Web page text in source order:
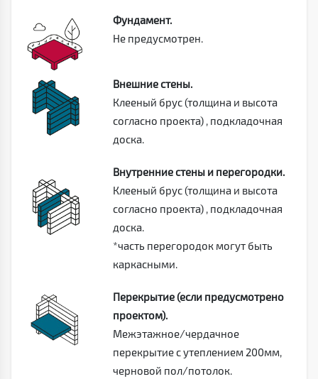
Фундамент.
Не предусмотрен.
Внешние стены.
Клееный брус (толщина и высота
согласно проекта) , подкладочная
доска.
Внутренние стены и перегородки.
Клееный брус (толщина и высота
согласно проекта) , подкладочная
доска.
*часть перегородок могут быть
каркасными.
Перекрытие (если предусмотрено
проектом).
Межэтажное/чердачное
перекрытие с утеплением 200мм,
черновой пол/потолок.